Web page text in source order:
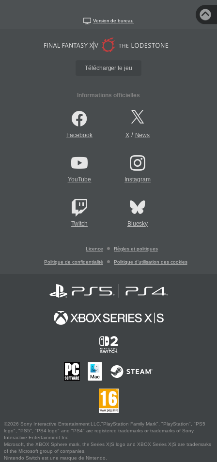
Version de bureau
Télécharger le jeu
Informations officielles
Facebook X/ News
YouTube Instagram
Twitch Bluesky
Licence Règles et politiques
Politique de confidentialité Politique d'utilisation des cookies
©2026 Sony Interactive Entertainment LLC."PlayStation Family Mark", "PlayStation", "PS5
logo", "PS5", "PS4 logo" and "PS4" are registered trademarks or trademarks of Sony
Interactive Entertainment Inc.
Microsoft, the XBOX Sphere mark, the Series X|S logo and XBOX Series X|S are trademarks
of the Microsoft group of companies.
Nintendo Switch est une marque de Nintendo.